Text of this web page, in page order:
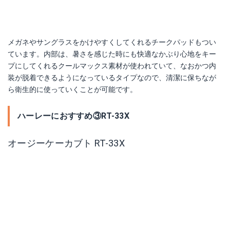
メガネやサングラスをかけやすくしてくれるチークパッドもつい
ています。内部は、暑さを感じた時にも快適なかぶり心地をキー
プにしてくれるクールマックス素材が使われていて、なおかつ内
装が脱着できるようになっているタイプなので、清潔に保ちなが
ら衛生的に使っていくことが可能です。
ハーレーにおすすめ③RT-33X
オージーケーカブト RT-33X